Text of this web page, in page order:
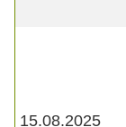
15.08.2025